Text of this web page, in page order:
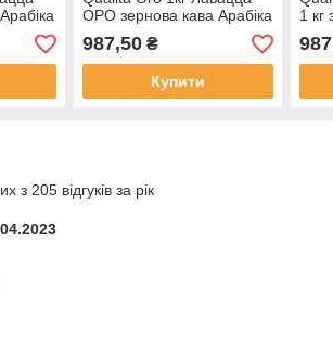
ОРО зернова кава Арабіка
987,50₴
Купити
1 кг
з 205 відгуків за рік